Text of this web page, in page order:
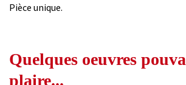
Pièce unique.
Quelques oeuvres
plaire...